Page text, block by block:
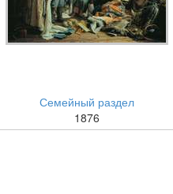
Семейный раздел
1876